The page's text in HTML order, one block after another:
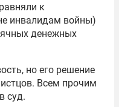
к
инвалидам войны)
денежных
но его решение
Всем прочим
суд.